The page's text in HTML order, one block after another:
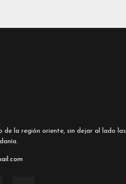
la región oriente, sin dejar al lado las